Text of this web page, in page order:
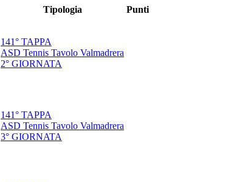
Tipologia Punti
141° TAPPA
ASD Tennis Tavolo Valmadrera
2° GIORNATA
141° TAPPA
ASD Tennis Tavolo Valmadrera
3° GIORNATA